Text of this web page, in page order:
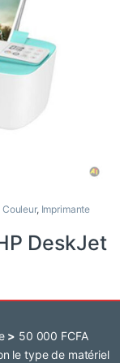
, Imprimante
DeskJet
> 50 000 FCFA
le type de matériel